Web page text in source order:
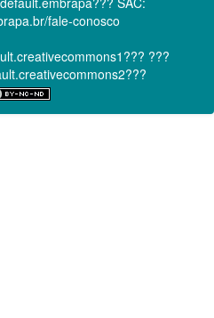
fale-conosco
???